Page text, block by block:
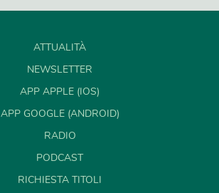
ATTUALITÀ
NEWSLETTER
APP APPLE (IOS)
APP GOOGLE (ANDROID)
RADIO
PODCAST
RICHIESTA TITOLI